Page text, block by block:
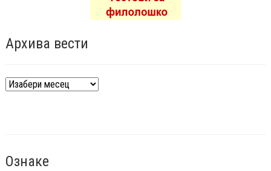
Архива вести
Архива
Ознаке